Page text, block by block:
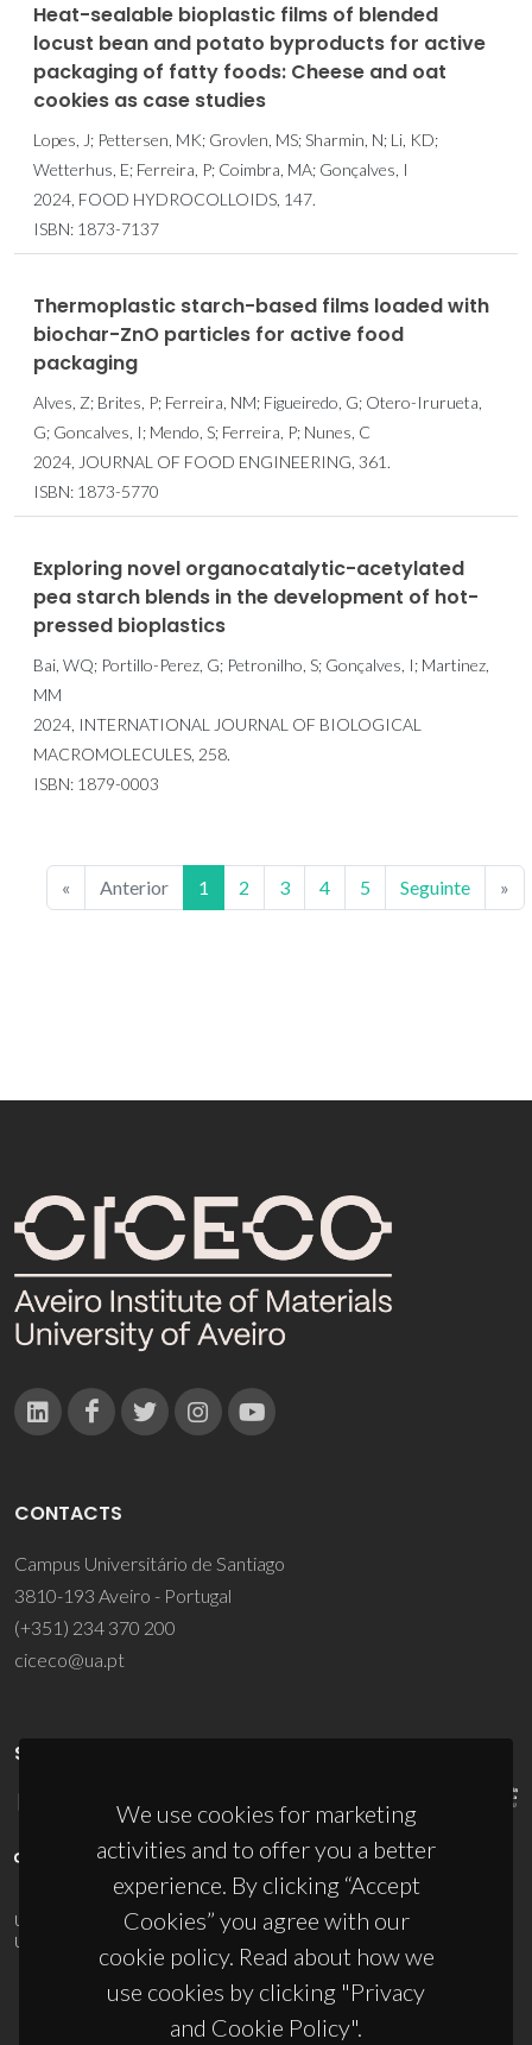
Heat-sealable bioplastic films of blended
locust bean and potato byproducts for active
packaging of fatty foods: Cheese and oat
cookies as case studies
Lopes, J; Pettersen, MK; Grovlen, MS; Sharmin, N; Li, KD;
Wetterhus, E; Ferreira, P; Coimbra, MA; Gonçalves, I
2024, FOOD HYDROCOLLOIDS, 147.
ISBN: 1873-7137
Thermoplastic starch-based films loaded with
biochar-ZnO particles for active food
packaging
Alves, Z; Brites, P; Ferreira, NM; Figueiredo, G; Otero-Irurueta,
G; Goncalves, I; Mendo, S; Ferreira, P; Nunes, C
2024, JOURNAL OF FOOD ENGINEERING, 361.
ISBN: 1873-5770
Exploring novel organocatalytic-acetylated
pea starch blends in the development of hot-
pressed bioplastics
Bai, WQ; Portillo-Perez, G; Petronilho, S; Gonçalves, I; Martinez,
MM
2024, INTERNATIONAL JOURNAL OF BIOLOGICAL
MACROMOLECULES, 258.
ISBN: 1879-0003
« Anterior 1 2 3 4 5 Seguinte »
We use cookies for marketing
activities and to offer you a better
experience. By clicking “Accept
Cookies” you agree with our
cookie policy. Read about how we
use cookies by clicking "Privacy
and Cookie Policy".
CONTACTS
Campus Universitário de Santiago
3810-193 Aveiro - Portugal
(+351) 234 370 200
ciceco@ua.pt
SPONSORS
UID/PRR/50011/2025(DOI:10.54499/UID/PRR/50011/2025) &
UID/PRR2/50011/2025